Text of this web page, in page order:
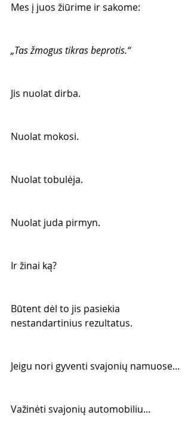
Mes į juos žiūrime ir sakome:
„Tas žmogus tikras beprotis.“
Jis nuolat dirba.
Nuolat mokosi.
Nuolat tobulėja.
Nuolat juda pirmyn.
Ir žinai ką?
Būtent dėl to jis pasiekia
nestandartinius rezultatus.
Jeigu nori gyventi svajonių namuose...
Važinėti svajonių automobiliu...